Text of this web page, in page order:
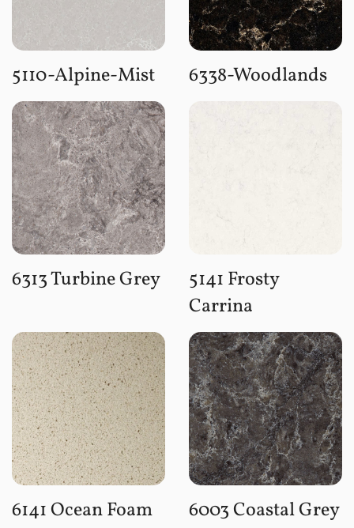
5110-Alpine-Mist 6338-Woodlands
6313 Turbine Grey
5141 Frosty
Carrina
6141 Ocean Foam 6003 Coastal Grey